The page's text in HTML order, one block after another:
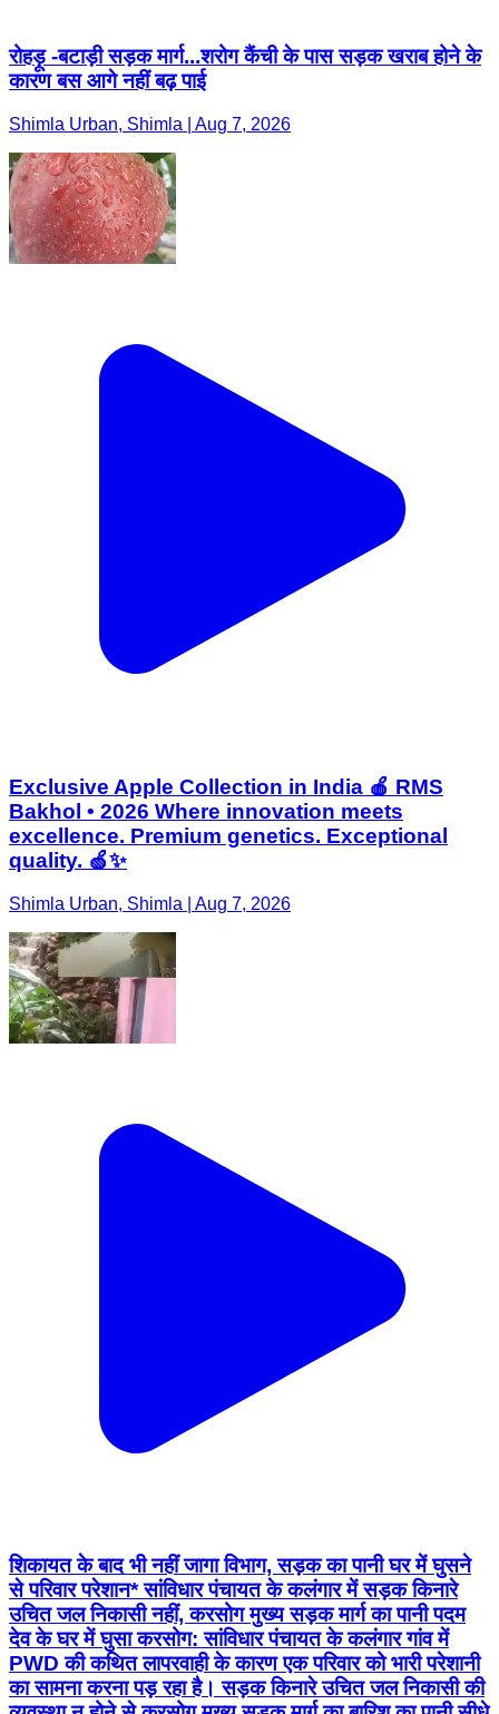
रोहड़ू -बटाड़ी सड़क मार्ग...शरोग कैंची के पास सड़क खराब होने के
कारण बस आगे नहीं बढ़ पाई
Shimla Urban, Shimla | Aug 7, 2026
Exclusive Apple Collection in India 🍎 RMS
Bakhol • 2026 Where innovation meets
excellence. Premium genetics. Exceptional
quality. 🍏✨
Shimla Urban, Shimla | Aug 7, 2026
शिकायत के बाद भी नहीं जागा विभाग, सड़क का पानी घर में घुसने
से परिवार परेशान* सांविधार पंचायत के कलंगार में सड़क किनारे
उचित जल निकासी नहीं, करसोग मुख्य सड़क मार्ग का पानी पदम
देव के घर में घुसा करसोग: सांविधार पंचायत के कलंगार गांव में
PWD की कथित लापरवाही के कारण एक परिवार को भारी परेशानी
का सामना करना पड़ रहा है। सड़क किनारे उचित जल निकासी की